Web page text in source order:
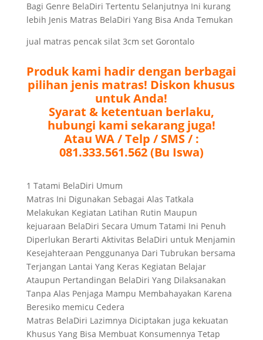
Bagi Genre BelaDiri Tertentu Selanjutnya Ini kurang
lebih Jenis Matras BelaDiri Yang Bisa Anda Temukan
jual matras pencak silat 3cm set Gorontalo
Produk kami hadir dengan berbagai
pilihan jenis matras! Diskon khusus
untuk Anda!
Syarat & ketentuan berlaku,
hubungi kami sekarang juga!
Atau WA / Telp / SMS / :
081.333.561.562 (Bu Iswa)
1 Tatami BelaDiri Umum
Matras Ini Digunakan Sebagai Alas Tatkala
Melakukan Kegiatan Latihan Rutin Maupun
kejuaraan BelaDiri Secara Umum Tatami Ini Penuh
Diperlukan Berarti Aktivitas BelaDiri untuk Menjamin
Kesejahteraan Penggunanya Dari Tubrukan bersama
Terjangan Lantai Yang Keras Kegiatan Belajar
Ataupun Pertandingan BelaDiri Yang Dilaksanakan
Tanpa Alas Penjaga Mampu Membahayakan Karena
Beresiko memicu Cedera
Matras BelaDiri Lazimnya Diciptakan juga kekuatan
Khusus Yang Bisa Membuat Konsumennya Tetap